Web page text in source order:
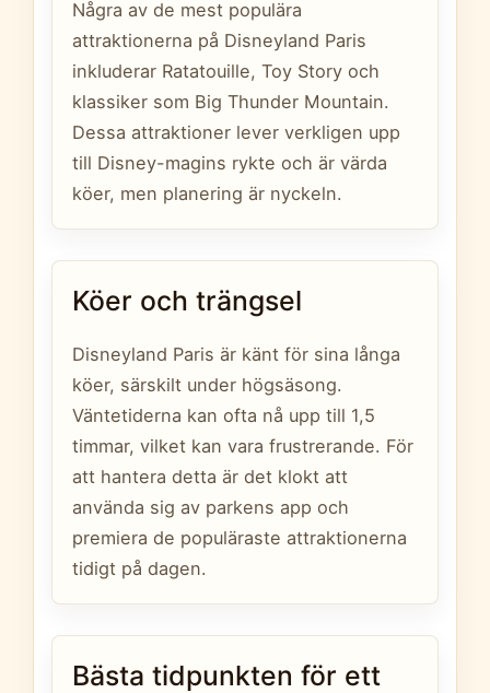
Några av de mest populära
attraktionerna på Disneyland Paris
inkluderar Ratatouille, Toy Story och
klassiker som Big Thunder Mountain.
Dessa attraktioner lever verkligen upp
till Disney-magins rykte och är värda
köer, men planering är nyckeln.
Köer och trängsel
Disneyland Paris är känt för sina långa
köer, särskilt under högsäsong.
Väntetiderna kan ofta nå upp till 1,5
timmar, vilket kan vara frustrerande. För
att hantera detta är det klokt att
använda sig av parkens app och
premiera de populäraste attraktionerna
tidigt på dagen.
Bästa tidpunkten för ett